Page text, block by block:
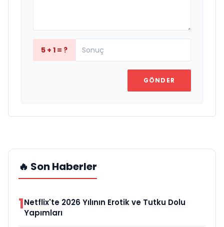
5 + 1 = ?
GÖNDER
🔥 Son Haberler
1Netflix'te 2026 Yılının Erotik ve Tutku Dolu
Yapımları